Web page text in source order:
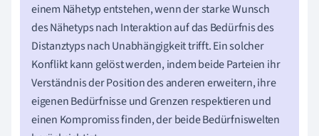
einem Nähetyp entstehen, wenn der starke Wunsch
des Nähetyps nach Interaktion auf das Bedürfnis des
Distanztyps nach Unabhängigkeit trifft. Ein solcher
Konflikt kann gelöst werden, indem beide Parteien ihr
Verständnis der Position des anderen erweitern, ihre
eigenen Bedürfnisse und Grenzen respektieren und
einen Kompromiss finden, der beide Bedürfniswelten